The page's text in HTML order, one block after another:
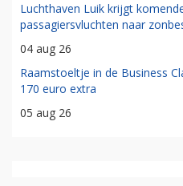
Luchthaven Luik krijgt
passagiersvluchten naar
04 aug 26
Raamstoeltje in de Business
170 euro extra
05 aug 26